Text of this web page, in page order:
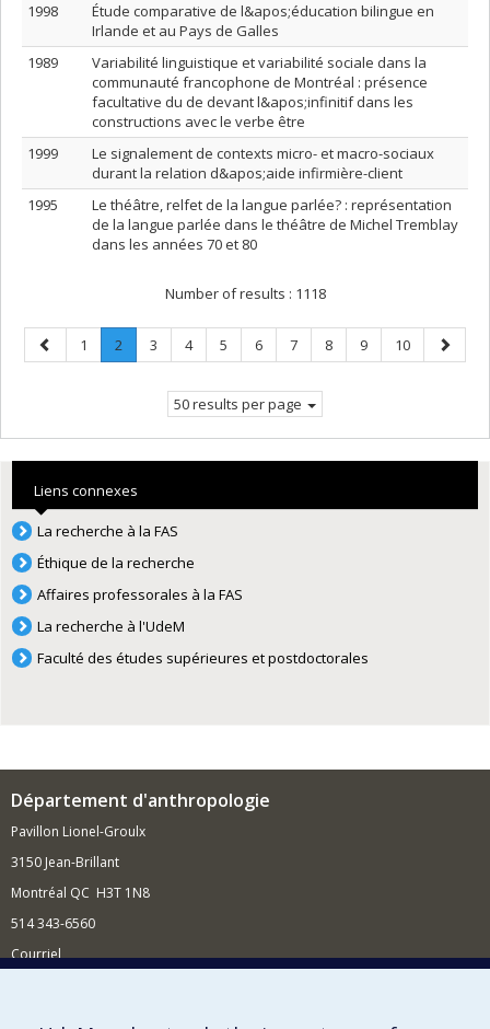
1998
Étude comparative de l&apos;éducation bilingue en
Irlande et au Pays de Galles
1989
Variabilité linguistique et variabilité sociale dans la
communauté francophone de Montréal : présence
facultative du de devant l&apos;infinitif dans les
constructions avec le verbe être
1999
Le signalement de contexts micro- et macro-sociaux
durant la relation d&apos;aide infirmière-client
1995
Le théâtre, relfet de la langue parlée? : représentation
de la langue parlée dans le théâtre de Michel Tremblay
dans les années 70 et 80
Number of results : 1118
Previous
page
Page
1 Page
2
Current
Page
3 Page
4 Page
5 Page
6 Page
7 Page
8 Page
9 Page
10
Next
page
50 results per page
Liens connexes
La recherche à la FAS
Éthique de la recherche
Affaires professorales à la FAS
La recherche à l'UdeM
Faculté des études supérieures et postdoctorales
Département d'anthropologie
Pavillon Lionel-Groulx
3150 Jean-Brillant
Montréal QC H3T 1N8
514 343-6560
Courriel